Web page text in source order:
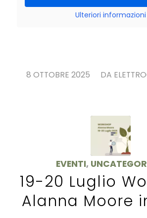
Ulteriori informazioni
8 OTTOBRE 2025
/ DA
EVENTI,
19-20 Luglio
Alanna Moore